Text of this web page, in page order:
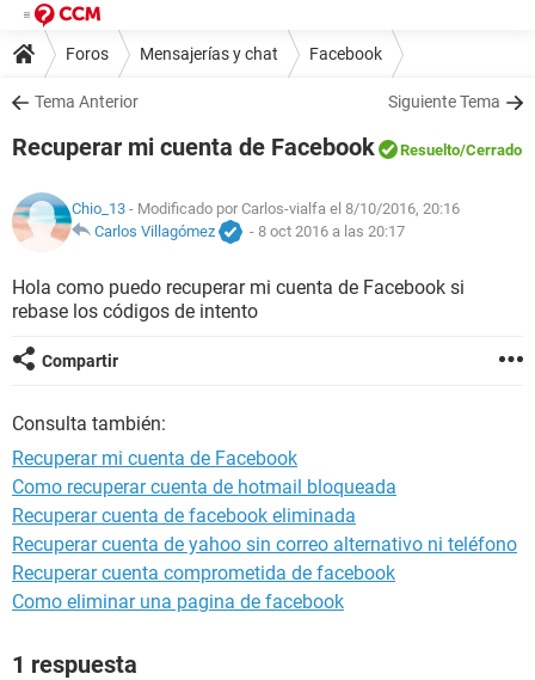
Foros Mensajerías y chat Facebook
Tema Anterior Siguiente Tema
Recuperar mi cuenta de Facebook Resuelto/Cerrado
Chio_13 - Modificado por Carlos-vialfa el 8/10/2016, 20:16
Carlos Villagómez
- 8 oct 2016 a las 20:17
Hola como puedo recuperar mi cuenta de Facebook si
rebase los códigos de intento
Compartir
Consulta también:
Recuperar mi cuenta de Facebook
Como recuperar cuenta de hotmail bloqueada
Recuperar cuenta de facebook eliminada
Recuperar cuenta de yahoo sin correo alternativo ni teléfono
Recuperar cuenta comprometida de facebook
Como eliminar una pagina de facebook
1 respuesta